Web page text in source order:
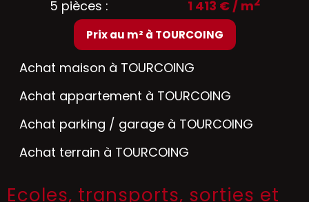
5 pièces : 1 413 € / m
Prix au m² à TOURCOING
Achat maison à TOURCOING
Achat appartement à TOURCOING
Achat parking / garage à TOURCOING
Achat terrain à TOURCOING
Ecoles, transports, sorties et